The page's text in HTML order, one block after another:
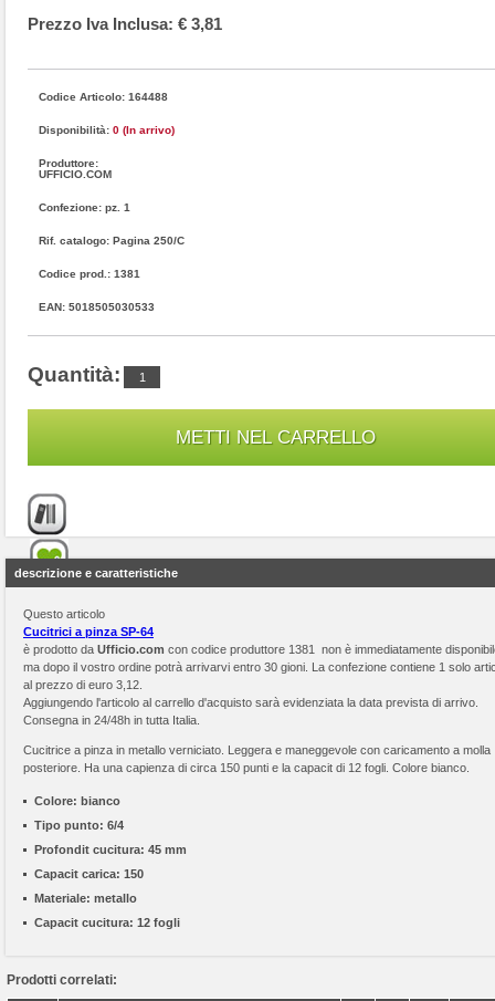
Prezzo Iva Inclusa: € 3,81
Codice Articolo: 164488
Disponibilità: 0 (In arrivo)
Produttore:
UFFICIO.COM
Confezione: pz. 1
Rif. catalogo: Pagina 250/C
Codice prod.: 1381
EAN: 5018505030533
Quantità:
descrizione e caratteristiche
Questo articolo
Cucitrici a pinza SP-64
è prodotto da Ufficio.com con codice produttore 1381 non è immediatamente
ma dopo il vostro ordine potrà arrivarvi entro 30 gioni. La confezione contiene 1 solo
al prezzo di euro 3,12.
Aggiungendo l'articolo al carrello d'acquisto sarà evidenziata la data prevista di arrivo.
Consegna in 24/48h in tutta Italia.
Cucitrice a pinza in metallo verniciato. Leggera e maneggevole con caricamento a molla
posteriore. Ha una capienza di circa 150 punti e la capacit di 12 fogli. Colore bianco.
Colore: bianco
Tipo punto: 6/4
Profondit cucitura: 45 mm
Capacit carica: 150
Materiale: metallo
Capacit cucitura: 12 fogli
Prodotti correlati: